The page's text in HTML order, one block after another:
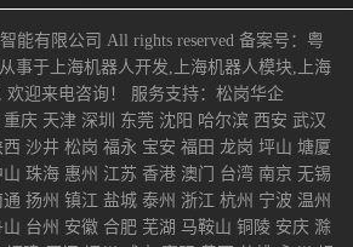
能有限公司 All rights reserved 备案号： 粤
事于 上海机器人开发, 上海机器人模块, 上海
, 欢迎来电咨询！ 服务支持： 松岗华企
重庆 天津 深圳 东莞 沈阳 哈尔滨 西安 武汉
西 沙井 松岗 福永 宝安 福田 龙岗 坪山 塘厦
山 珠海 惠州 江苏 香港 澳门 台湾 南京 无锡
通 扬州 镇江 盐城 泰州 浙江 杭州 宁波 温州
山 台州 安徽 合肥 芜湖 马鞍山 铜陵 安庆 滁